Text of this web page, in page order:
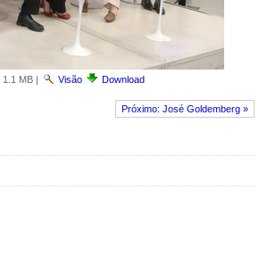
1.1 MB| Visão Download
Próximo: José Goldemberg »